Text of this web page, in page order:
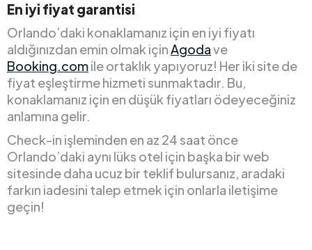
En iyi fiyat garantisi
Orlando’daki konaklamanız için en iyi fiyatı
aldığınızdan emin olmak içinAgodave
Booking.comile ortaklık yapıyoruz! Her iki site de
fiyat eşleştirme hizmeti sunmaktadır. Bu,
konaklamanız için en düşük fiyatları ödeyeceğiniz
anlamına gelir.
Check-in işleminden en az 24 saat önce
Orlando’daki aynı lüks otel için başka bir web
sitesinde daha ucuz bir teklif bulursanız, aradaki
farkın iadesini talep etmek için onlarla iletişime
geçin!